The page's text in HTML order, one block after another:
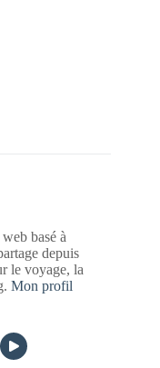
basé à
depuis
le voyage, la
Mon profil